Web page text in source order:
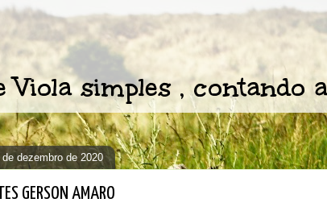
simples , contando
dezembro de 2020
GERSON AMARO